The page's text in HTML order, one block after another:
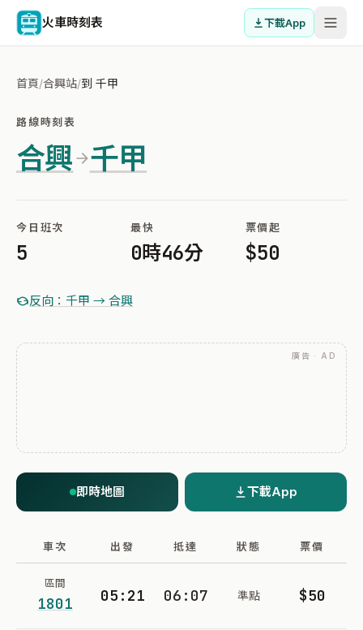
火車時刻表 下載App
首頁/合興站/到 千甲
路線時刻表
合興 千甲
今日班次
5
最快
0時46分
票價起
$50
反向：千甲 → 合興
廣告 · AD
即時地圖 下載App
車次 出發 抵達 狀態 票價
區間
1801 05:21 06:07 準點 $50